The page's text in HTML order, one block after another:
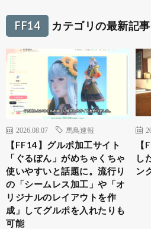
FF14 カテゴリの最新記事
2026.08.07 馬鳥速報
【FF14】グルポ加工サイト
「ぐるぽん」がめちゃくちゃ
使いやすいと話題に。流行り
の「シームレス加工」や「オ
リジナルのレイアウトを作
成」してグルポを入れたりも
可能
し
ン